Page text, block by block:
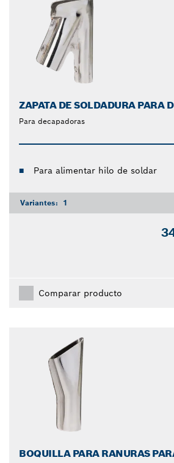
ZAPATA DE SOLDADURA PARA
Para decapadoras
Para alimentar hilo de soldar
Variantes: 1
Comparar producto
BOQUILLA PARA RANURAS